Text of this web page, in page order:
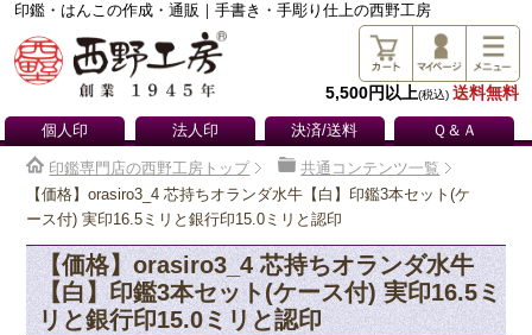
印鑑・はんこの作成・通販｜手書き・手彫り仕上の西野工房
5,500円以上(税込) 送料無料
個人印 法人印 決済/送料 Ｑ＆Ａ
印鑑専門店の西野工房トップ
共通コンテンツ一覧
【価格】orasiro3_4 芯持ちオランダ水牛【白】印鑑3本セット(ケ
ース付) 実印16.5ミリと銀行印15.0ミリと認印
【価格】orasiro3_4 芯持ちオランダ水牛
【白】印鑑3本セット(ケース付) 実印16.5ミ
リと銀行印15.0ミリと認印